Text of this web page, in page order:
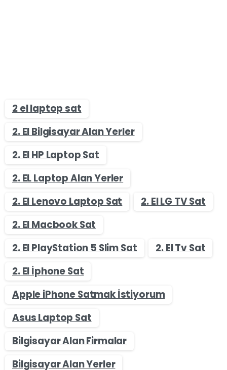
2 el laptop sat
2. El Bilgisayar Alan Yerler
2. El HP Laptop Sat
2. EL Laptop Alan Yerler
2. El Lenovo Laptop Sat
2. El LG TV Sat
2. El Macbook Sat
2. El PlayStation 5 Slim Sat
2. El Tv Sat
2. El İphone Sat
Apple iPhone Satmak İstiyorum
Asus Laptop Sat
Bilgisayar Alan Firmalar
Bilgisayar Alan Yerler